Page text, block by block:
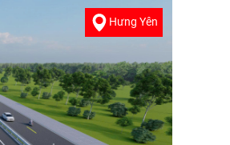
Hưng Yên